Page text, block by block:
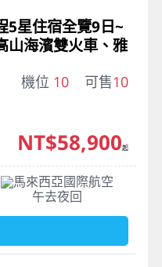
5星住宿全覽9日~
山海濱雙火車、雅
機位 10 可售10
馬來西亞國際航空
午去夜回
NT$58,900起